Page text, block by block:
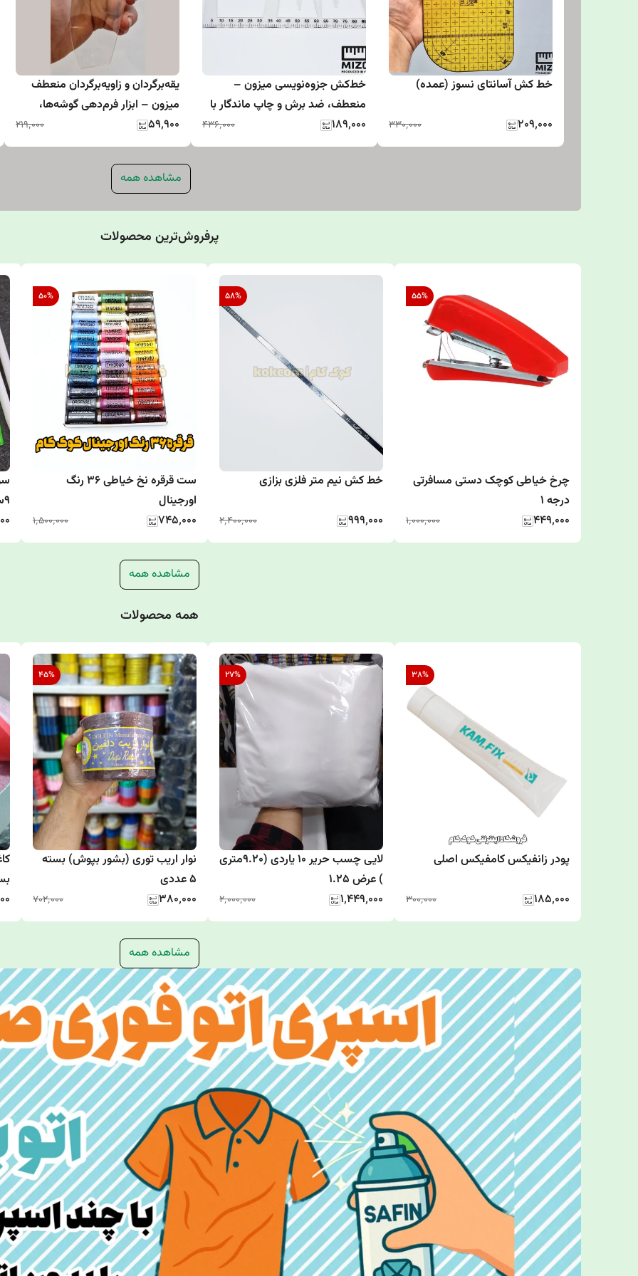
خط کش آسانتای نسوز (عمده)
۲۰۹٬۰۰۰ ۳۳۰٬۰۰۰
خط‌کش جزوه‌نویسی میزون –
منعطف، ضد برش و چاپ ماندگار با
بروشور آموزشی
۱۸۹٬۰۰۰ ۴۳۶٬۰۰۰
یقه‌برگردان و زاویه‌برگردان منعطف
میزون – ابزار فرم‌دهی گوشه‌ها،
زاویه‌ها و یقه لباس
۵۹٬۹۰۰ ۲۱۹٬۰۰۰
مشاهده همه
پرفروش‌ترین محصولات
55%
چرخ خیاطی کوچک دستی مسافرتی
درجه 1
۴۴۹٬۰۰۰
۱٬۰۰۰٬۰۰۰
58%
خط کش نیم متر فلزی بزازی
۹۹۹٬۰۰۰ ۲٬۴۰۰٬۰۰۰
50%
ست قرقره نخ خیاطی 36 رنگ
اورجینال
۷۴۵٬۰۰۰
۱٬۵۰۰٬۰۰۰
9سانتی 50 عددی
مشاهده همه
همه محصولات
38%
پودر زانفیکس کامفیکس اصلی
۱۸۵٬۰۰۰ ۳۰۰٬۰۰۰
27%
لایی چسب حریر 10 یاردی (9.20متری
) عرض ۱.۲۵
۱٬۴۴۹٬۰۰۰
۲٬۰۰۰٬۰۰۰
45%
نوار اریب توری (بشور بپوش) بسته
5 عددی
۳۸۰٬۰۰۰
۷۰۲٬۰۰۰
مشاهده همه